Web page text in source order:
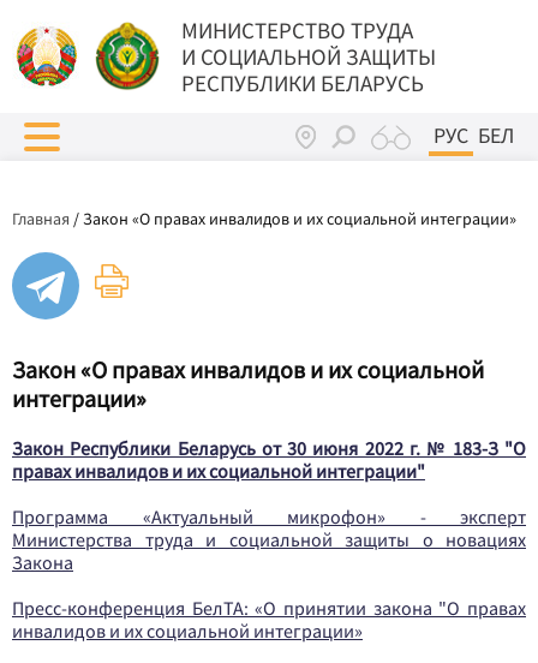
МИНИСТЕРСТВО ТРУДА
И СОЦИАЛЬНОЙ ЗАЩИТЫ
РЕСПУБЛИКИ БЕЛАРУСЬ
РУС БЕЛ
Главная /Закон «О правах инвалидов и их социальной интеграции»
Закон «О правах инвалидов и их социальной
интеграции»
Закон Республики Беларусь от 30 июня 2022 г. № 183-З "О
правах инвалидов и их социальной интеграции"
Программа «Актуальный микрофон» - эксперт
Министерства труда и социальной защиты о новациях
Закона
Пресс-конференция БелТА: «О принятии закона "О правах
инвалидов и их социальной интеграции»